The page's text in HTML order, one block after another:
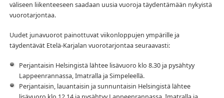
väliseen liikenteeseen saadaan uusia vuoroja täydentämään nykyistä
vuorotarjontaa.
Uudet junavuorot painottuvat viikonloppujen ympärille ja
täydentävät Etelä-Karjalan vuorotarjontaa seuraavasti:
Perjantaisin Helsingistä lähtee lisävuoro klo 8.30 ja pysähtyy
Lappeenrannassa, Imatralla ja Simpeleellä.
Perjantaisin, lauantaisin ja sunnuntaisin Helsingistä lähtee